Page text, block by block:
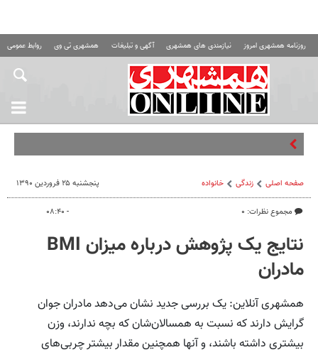
روزنامه همشهری امروز نیازمندی های همشهری آگهی و تبلیغات همشهری تی وی روابط عمومی
صفحه اصلی زندگی خانواده
مجموع نظرات: ۰
پنجشنبه ۲۵ فروردین ۱۳۹۰
- ۰۸:۴۰
نتایج یک پژوهش درباره میزان BMI
مادران
همشهری آنلاین: یک بررسی جدید نشان می‌‌دهد مادران جوان
گرایش دارند که نسبت به همسا‌لان‌شان که بچه ندارند،‌ وزن
بیشتری داشته باشند، و آنها همچنین مقدار بیشتر چربی‌های